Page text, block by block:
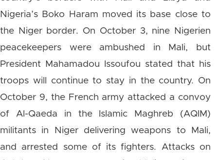
Nigeria’s Boko Haram moved its base close to
the Niger border. On October 3, nine Nigerien
peacekeepers were ambushed in Mali, but
President Mahamadou Issoufou stated that his
troops will continue to stay in the country. On
October 9, the French army attacked a convoy
of Al-Qaeda in the Islamic Maghreb (AQIM)
militants in Niger delivering weapons to Mali,
and arrested some of its fighters. Attacks on